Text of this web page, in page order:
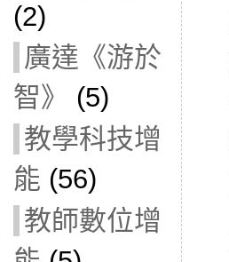
(2)
廣達《游於
智》
(5)
教學科技增
能 (56)
教師數位增